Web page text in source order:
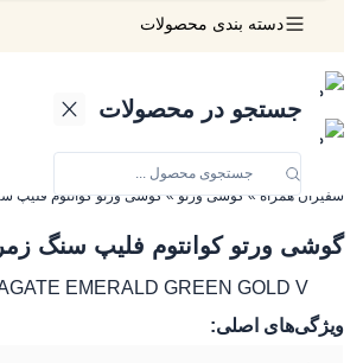
جستجو در محصولات
دسته بندی محصولات
سفیران همراه»گوشی ورتو»گوشی ورتو کوانتوم فلیپ
گوشی ورتو کوانتوم فلیپ سنگ
EMERALD GREEN GOLD V
ویژگی‌های اصلی: